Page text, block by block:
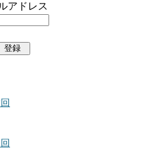
アドレス